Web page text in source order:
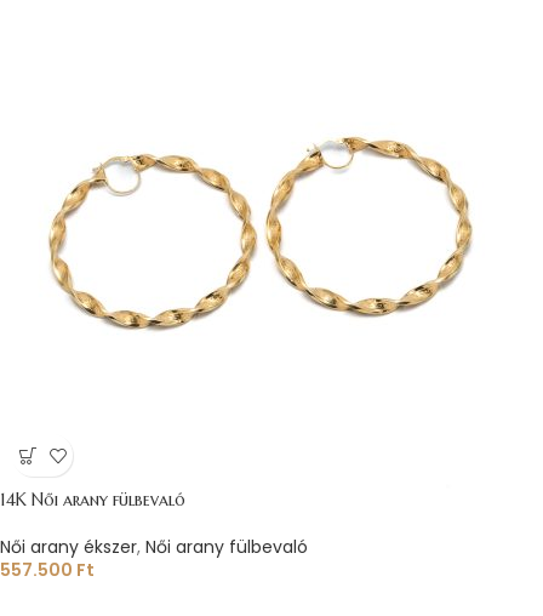
14K Női arany fülbevaló
Női arany ékszer, Női arany fülbevaló
557.500 Ft